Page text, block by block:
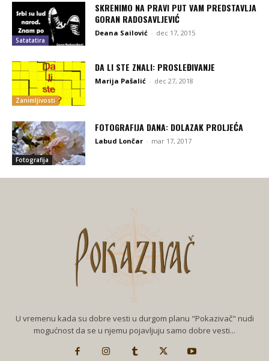
Satatatira
SKRENIMO NA PRAVI PUT VAM PREDSTAVLJA
GORAN RADOSAVLJEVIĆ
Deana Sailović - dec 17, 2015
Zanimljivosti
DA LI STE ZNALI: PROSLEĐIVANJE
Marija Pašalić - dec 27, 2018
Fotografija
FOTOGRAFIJA DANA: DOLAZAK PROLJEĆA
Labud Lončar - mar 17, 2017
U vremenu kada su dobre vesti u durgom planu "Pokazivač" nudi
mogućnost da se u njemu pojavljuju samo dobre vesti...